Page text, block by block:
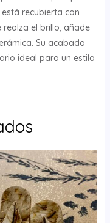
recubierta con
el brillo, añade
Su acabado
ideal para un estilo